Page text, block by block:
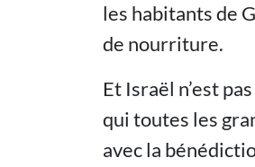
les habitants de
de nourriture.
Et Israël n’est
qui toutes les
avec la